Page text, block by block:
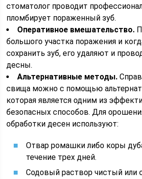
стоматолог проводит
пломбирует пораженный зуб.
Оперативное вмешательство.
большого участка поражения и
сохранить зуб, его удаляют и
десны.
Альтернативные методы.
свища можно с помощью
которая является одним из
безопасных способов. Для
обработки десен используют:
Отвар ромашки либо коры
течение трех дней.
Содовый раствор чистый или